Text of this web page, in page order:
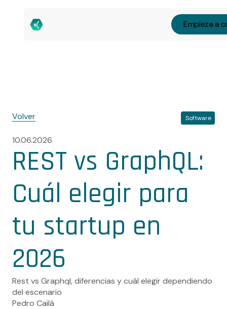
Empieza a
Volver Software
10.06.2026
REST vs GraphQL:
Cuál elegir para
tu startup en
2026
Rest vs Graphql, diferencias y cuál elegir dependiendo
del escenario
Pedro Cailá